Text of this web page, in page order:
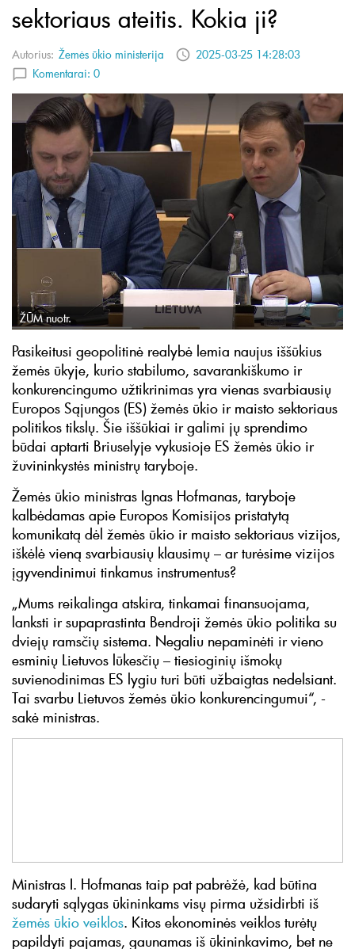
sektoriaus ateitis. Kokia ji?
Autorius: Žemės ūkio ministerija
2025-03-25 14:28:03
Komentarai: 0
ŽŪM nuotr.
Pasikeitusi geopolitinė realybė lemia naujus iššūkius
žemės ūkyje, kurio stabilumo, savarankiškumo ir
konkurencingumo užtikrinimas yra vienas svarbiausių
Europos Sąjungos (ES) žemės ūkio ir maisto sektoriaus
politikos tikslų. Šie iššūkiai ir galimi jų sprendimo
būdai aptarti Briuselyje vykusioje ES žemės ūkio ir
žuvininkystės ministrų taryboje.
Žemės ūkio ministras Ignas Hofmanas, taryboje
kalbėdamas apie Europos Komisijos pristatytą
komunikatą dėl žemės ūkio ir maisto sektoriaus vizijos,
iškėlė vieną svarbiausių klausimų – ar turėsime vizijos
įgyvendinimui tinkamus instrumentus?
„Mums reikalinga atskira, tinkamai finansuojama,
lanksti ir supaprastinta Bendroji žemės ūkio politika su
dviejų ramsčių sistema. Negaliu nepaminėti ir vieno
esminių Lietuvos lūkesčių – tiesioginių išmokų
suvienodinimas ES lygiu turi būti užbaigtas nedelsiant.
Tai svarbu Lietuvos žemės ūkio konkurencingumui“, -
sakė ministras.
Ministras I. Hofmanas taip pat pabrėžė, kad būtina
sudaryti sąlygas ūkininkams visų pirma užsidirbti iš
žemės ūkio veiklos. Kitos ekonominės veiklos turėtų
papildyti pajamas, gaunamas iš ūkininkavimo, bet ne